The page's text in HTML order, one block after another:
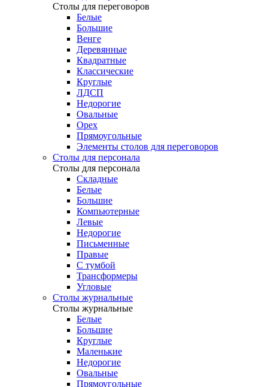
Столы для переговоров
Белые
Большие
Венге
Деревянные
Квадратные
Классические
Круглые
ЛДСП
Недорогие
Овальные
Орех
Прямоугольные
Элементы столов для переговоров
Столы для персонала
Столы для персонала
Cкладные
Белые
Большие
Компьютерные
Левые
Недорогие
Письменные
Правые
С тумбой
Трансформеры
Угловые
Столы журнальные
Столы журнальные
Белые
Большие
Круглые
Маленькие
Недорогие
Овальные
Прямоугольные